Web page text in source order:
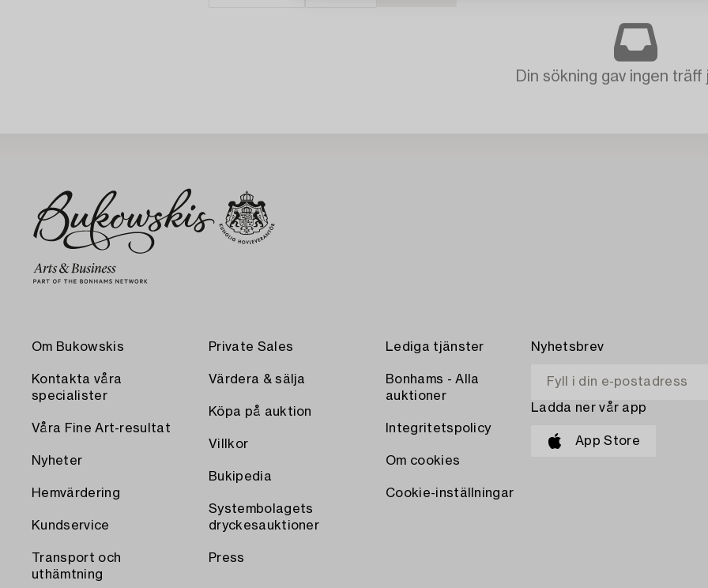
Din sökning gav ingen träff
Om Bukowskis
Kontakta våra
specialister
Våra Fine Art-resultat
Nyheter
Hemvärdering
Kundservice
Transport och
uthämtning
Private Sales
Värdera & sälja
Köpa på auktion
Villkor
Bukipedia
Systembolagets
dryckesauktioner
Press
Lediga tjänster
Bonhams - Alla
auktioner
Integritetspolicy
Om cookies
Cookie-inställningar
Nyhetsbrev
Ladda ner vår app
App Store